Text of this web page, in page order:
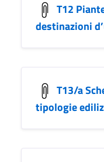
T12
destinazioni
T13/a
tipologie